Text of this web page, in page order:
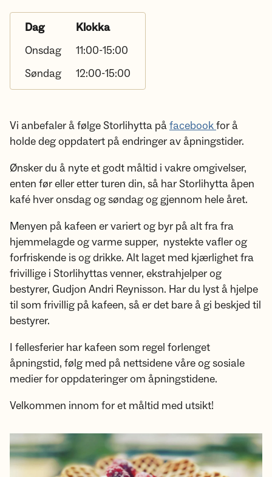
Dag
Klokka
Onsdag
11:00-15:00
Søndag
12:00-15:00
Vi anbefaler å følge Storlihytta påfacebookfor å
holde deg oppdatert på endringer av åpningstider.
Ønsker du å nyte et godt måltid i vakre omgivelser,
enten før eller etter turen din, så har Storlihytta åpen
kafé hver onsdag og søndag og gjennom hele året.
Menyen på kafeen er variert og byr på alt fra fra
hjemmelagde og varme supper, nystekte vafler og
forfriskende is og drikke. Alt laget med kjærlighet fra
frivillige i Storlihyttas venner, ekstrahjelper og
bestyrer, Gudjon Andri Reynisson. Har du lyst å hjelpe
til som frivillig på kafeen, så er det bare å gi beskjed til
bestyrer.
I fellesferier har kafeen som regel forlenget
åpningstid, følg med på nettsidene våre og sosiale
medier for oppdateringer om åpningstidene.
Velkommen innom for et måltid med utsikt!